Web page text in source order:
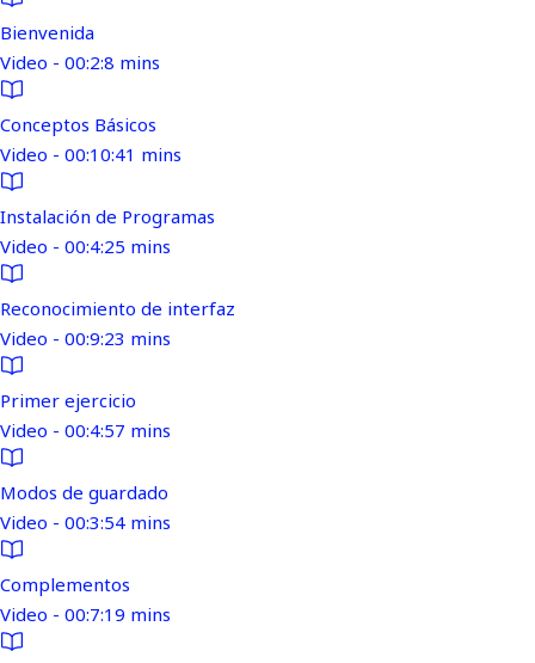
Bienvenida
Video - 00:2:8 mins
Conceptos Básicos
Video - 00:10:41 mins
Instalación de Programas
Video - 00:4:25 mins
Reconocimiento de interfaz
Video - 00:9:23 mins
Primer ejercicio
Video - 00:4:57 mins
Modos de guardado
Video - 00:3:54 mins
Complementos
Video - 00:7:19 mins